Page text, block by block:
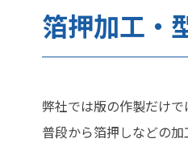
箔押加工・
弊社では版の作製だけで
普段から箔押しなどの